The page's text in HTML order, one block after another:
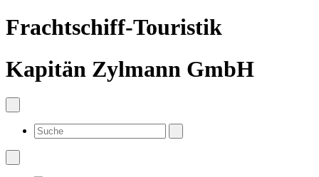
Frachtschiff-Touristik
Kapitän Zylmann GmbH